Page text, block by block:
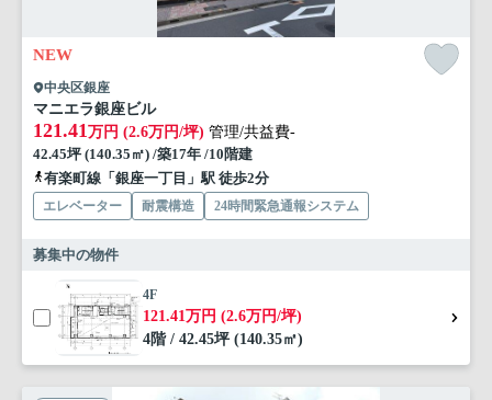
NEW
中央区銀座
マニエラ銀座ビル
121.41 万円 (2.6万円/坪) 管理/共益費-
42.45坪 (140.35㎡) /築17年 /10階建
有楽町線「銀座一丁目」駅 徒歩2分
エレベーター 耐震構造 24時間緊急通報システム
募集中の物件
4F
121.41万円 (2.6万円/坪)
4階 / 42.45坪 (140.35㎡)